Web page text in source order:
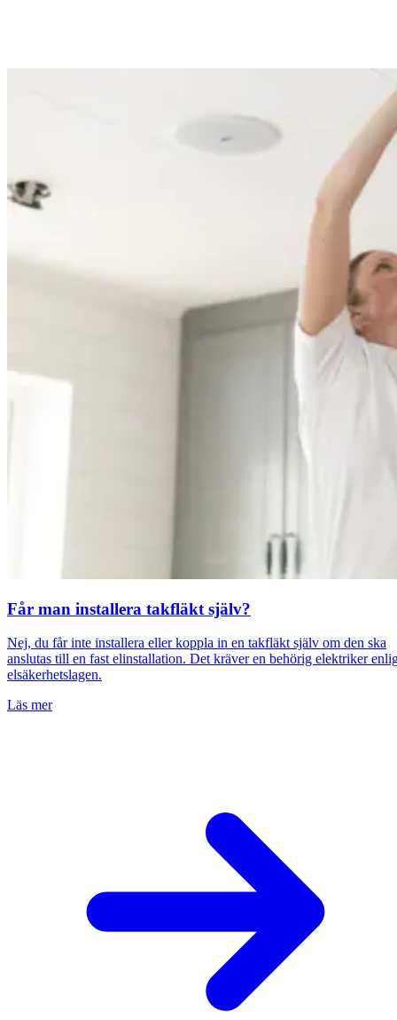
Får man installera takfläkt själv?
Nej, du får inte installera eller koppla in en takfläkt själv om den ska
anslutas till en fast elinstallation. Det kräver en behörig elektriker
elsäkerhetslagen.
Läs mer